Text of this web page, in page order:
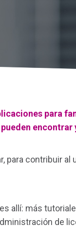
para
encontrar
para contribuir
allí: más
de